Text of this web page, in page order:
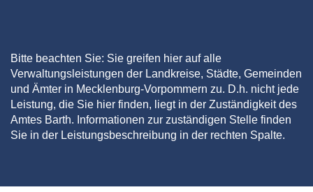
Bitte beachten Sie: Sie greifen hier auf alle
Verwaltungsleistungen der Landkreise, Städte, Gemeinden
und Ämter in Mecklenburg-Vorpommern zu. D.h. nicht jede
Leistung, die Sie hier finden, liegt in der Zuständigkeit des
Amtes Barth. Informationen zur zuständigen Stelle finden
Sie in der Leistungsbeschreibung in der rechten Spalte.